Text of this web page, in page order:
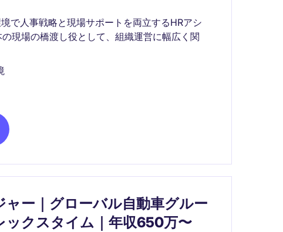
で人事戦略と現場サポートを両立するHRアシ
現場の橋渡し役として、組織運営に幅広く関
ー｜グローバル自動車グルー
ックスタイム｜年収650万〜